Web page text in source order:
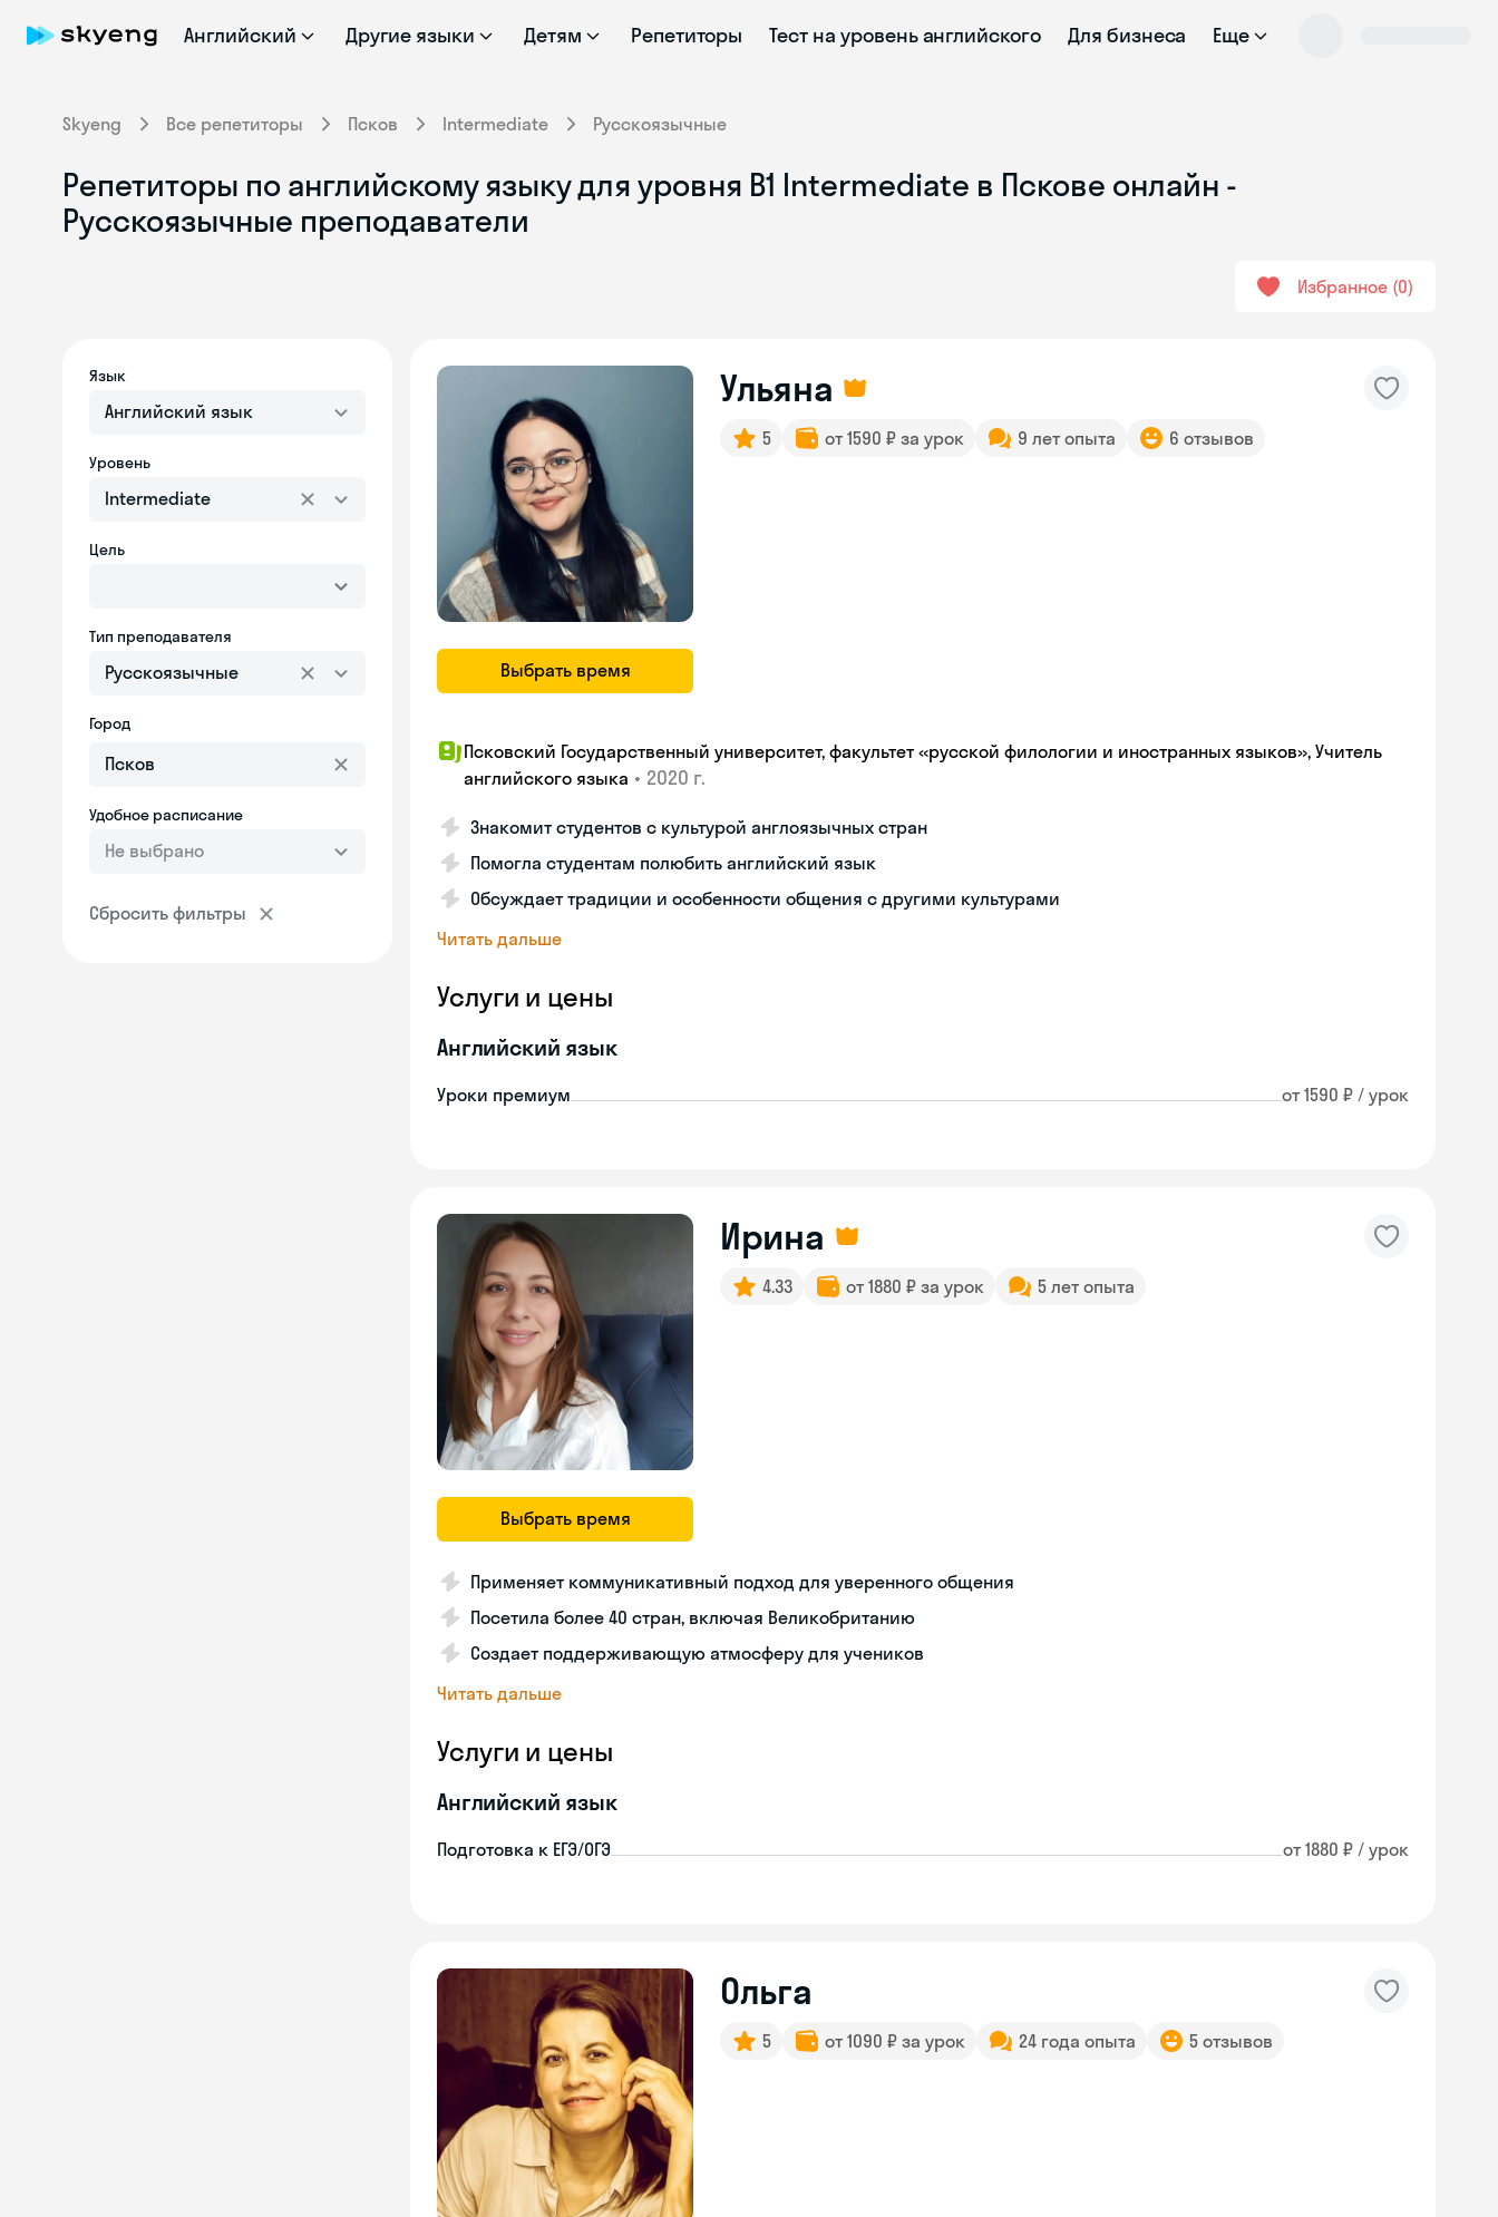
Английский Другие языки Детям Репетиторы Тест на уровень английского Для бизнеса Еще
Skyeng Все репетиторы Псков Intermediate Русскоязычные
Репетиторы по английскому языку для уровня B1 Intermediate в Пскове онлайн -
Русскоязычные преподаватели
Избранное 0
Язык
Английский язык
Уровень
Intermediate
Цель
Тип преподавателя
Русскоязычные
Город
Удобное расписание
Не выбрано
Сбросить фильтры
Выбрать время
Ульяна
5 от 1590 ₽ за урок 9 лет опыта 6 отзывов
Псковский Государственный университет, факультет «русской филологии и иностранных языков», Учитель
английского языка • 2020 г.
Знакомит студентов с культурой англоязычных стран
Помогла студентам полюбить английский язык
Обсуждает традиции и особенности общения с другими культурами
Читать дальше
Услуги и цены
Английский язык
Уроки премиум от 1590 ₽ / урок
Выбрать время
Ирина
4.33 от 1880 ₽ за урок 5 лет опыта
Применяет коммуникативный подход для уверенного общения
Посетила более 40 стран, включая Великобританию
Создает поддерживающую атмосферу для учеников
Читать дальше
Услуги и цены
Английский язык
Подготовка к ЕГЭ/ОГЭ от 1880 ₽ / урок
Ольга
5 от 1090 ₽ за урок 24 года опыта 5 отзывов